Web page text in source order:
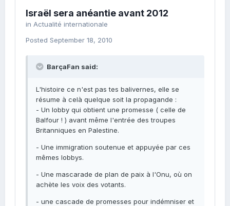
Israël sera anéantie avant 2012
in Actualité internationale
Posted September 18, 2010
BarçaFan said:
L'histoire ce n'est pas tes balivernes, elle se
résume à celà quelque soit la propagande :
- Un lobby qui obtient une promesse ( celle de
Balfour ! ) avant même l'entrée des troupes
Britanniques en Palestine.
- Une immigration soutenue et appuyée par ces
mêmes lobbys.
- Une mascarade de plan de paix à l'Onu, où on
achète les voix des votants.
- une cascade de promesses pour indémniser et